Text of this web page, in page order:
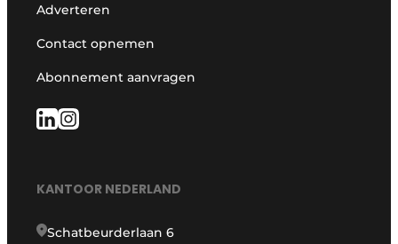
Adverteren
Contact opnemen
Abonnement aanvragen
KANTOOR NEDERLAND
Schatbeurderlaan 6